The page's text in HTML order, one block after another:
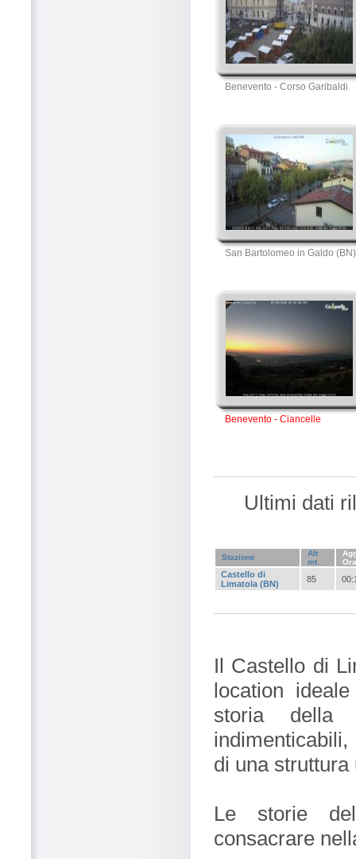
Benevento - Corso Garibaldi
San Bartolomeo in Galdo (BN)
Benevento - Ciancelle
Ultimi dati
Stazione
Alt
mt.
Ora
Castello di
Limatola (BN)
85
Il Castello di
location
storia della
di una
Le storie
consacrare